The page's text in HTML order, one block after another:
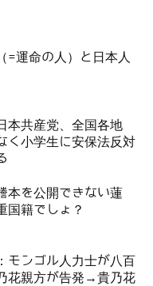
=運命の人）と日本人
本共産党、全国各地
く小学生に安保法反対
本を公開できない蓮
国籍でしょ？
モンゴル人力士が八百
花親方が告発→貴乃花